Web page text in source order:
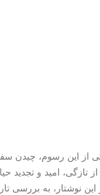
یکی از این رسوم،
امید و تجدید
نوشتار، به بررسی